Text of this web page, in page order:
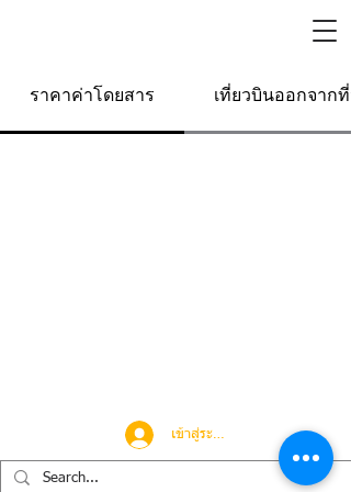
ราคาค่าโดยสาร เที่ยวบินออกจากที่นี่
เข้าสู่ระบบ